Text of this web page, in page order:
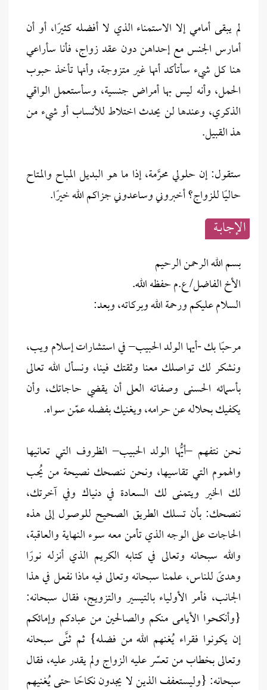
لم يبقى أمامي إلا الاستمناء الذي لا أفضله كثيرًا، أو أن
أمارس الجنس مع إحداهن دون عقد زواج، فأنا سأراعي
هنا كل شيء سأتأكد أنها غير متزوجة، وأنها تأخذ حبوب
الحمل، وأنه ليس بها أمراض جنسية، وسأستعمل الواقي
الذكري، وعندها لن يحدث اختلاط للأنساب أو شيء من
هذ القبيل.
ستقول: إن حلولي محرَّمة، إذا ما هو البديل المباح والمتاح
حاليًا للزواج؟ أخبروني وساعدوني جزاكم الله خيرًا.
الإجابــة
بسم الله الرحمن الرحيم
الأخ الفاضل/ ع.م حفظه الله.
السلام عليكم ورحمة الله وبركاته، وبعد:
مرحبًا بك -أيها الولد الحبيب– في استشارات إسلام ويب،
ونشكر لك تواصلك معنا وثقتك فينا، ونسأل الله تعالى
بأسمائه الحسنى وصفاته العلى أن يقضي حاجاتك، وأن
يكفيك بحلاله عن حرامه، ويغنيك بفضله عمّن سواه.
نحن نتفهم –أيُّها الولد الحبيب– الظروف التي تعانيها
والهموم التي تقاسيها، ونحن ننصحك نصيحة من يُحب
لك الخير ويتمنى لك السعادة في دنياك وفي آخرتك،
ننصحك: بأن تسلك الطريق الصحيح للوصول إلى هذه
الحاجات على الوجه الذي تأمن معه سوء النهاية والعاقبة،
والله سبحانه وتعالى في كتابه الكريم الذي أنزله نورًا
وهدىً للناس، علمنا سبحانه وتعالى فيه ماذا نفعل في هذا
الجانب، فأمر الأولياء بالتيسير والتزويج، فقال سبحانه:
{وأنكحوا الأيامى منكم والصالحين من عبادكم وإمائكم
إن يكونوا فقراء يُغنهم الله من فضله} ثم ثنَّى سبحانه
وتعالى بخطاب من تعسّر عليه الزواج ولم يقدر عليه، فقال
سبحانه: {وليستعفف الذين لا يجدون نكاحًا حتى يُغنيهم